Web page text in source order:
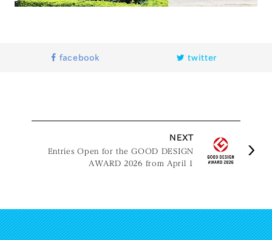
facebook twitter
NEXT
Entries Open for the GOOD DESIGN
AWARD 2026 from April 1